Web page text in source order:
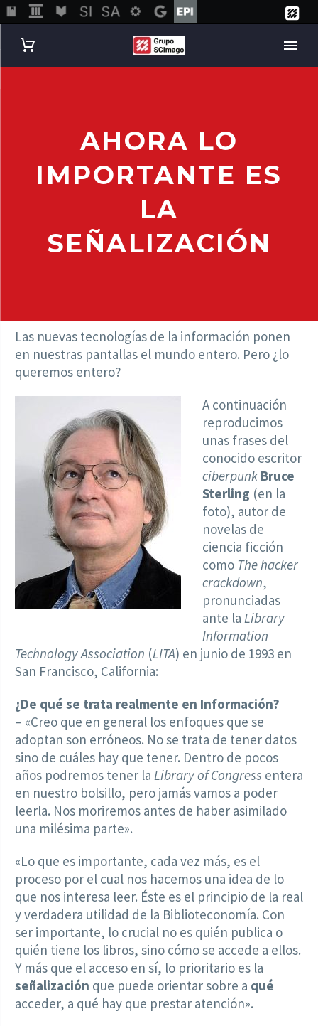
AHORA LO
IMPORTANTE ES
LA
SEÑALIZACIÓN
Las nuevas tecnologías de la información ponen
en nuestras pantallas el mundo entero. Pero ¿lo
queremos entero?
A continuación
reproducimos
unas frases del
conocido escritor
ciberpunk Bruce
Sterling (en la
foto), autor de
novelas de
ciencia ficción
como The hacker
crackdown,
pronunciadas
ante laLibrary
Information
Technology Association (LITA) en junio de 1993 en
San Francisco, California:
¿De qué se trata realmente en Información?
– «Creo que en general los enfoques que se
adoptan son erróneos. No se trata de tener datos
sino de cuáles hay que tener. Dentro de pocos
años podremos tener la Library of Congress entera
en nuestro bolsillo, pero jamás vamos a poder
leerla. Nos moriremos antes de haber asimilado
una milésima parte».
«Lo que es importante, cada vez más, es el
proceso por el cual nos hacemos una idea de lo
que nos interesa leer. Éste es el principio de la real
y verdadera utilidad de la Biblioteconomía. Con
ser importante, lo crucial no es quién publica o
quién tiene los libros, sino cómo se accede a ellos.
Y más que el acceso en sí, lo prioritario es la
señalización que puede orientar sobre a qué
acceder, a qué hay que prestar atención».